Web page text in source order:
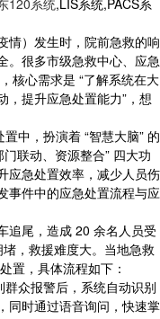
120系统,LIS系统,PACS系
情）发生时，院前急救的响
。很多市级急救中心、应急
核心需求是 “了解系统在大
，提升应急处置能力”，想
中，扮演着 “智慧大脑” 的
联动、资源整合” 四大功
应急处置效率，减少人员伤
事件中的应急处置流程与应
追尾，造成 20 余名人员受
，救援难度大。当地急救
置，具体流程如下：
众报警后，系统自动识别
同时通过语音询问，快速掌